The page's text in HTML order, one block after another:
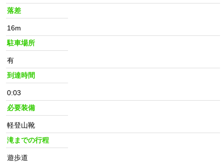
落差
16m
駐車場所
有
到達時間
0:03
必要装備
軽登山靴
滝までの行程
遊歩道